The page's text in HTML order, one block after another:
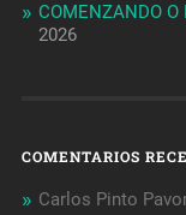
COMENZANDO O
2026
COMENTARIOS
Carlos Pinto